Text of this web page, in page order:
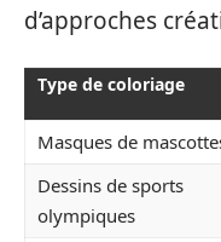
d’approches
Type de coloriage
Masques de
Dessins de sports
olympiques